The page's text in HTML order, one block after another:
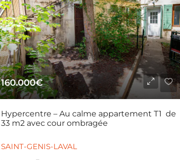
160.000€
Hypercentre – Au calme appartement T1 de
33 m2 avec cour ombragée
SAINT-GENIS-LAVAL